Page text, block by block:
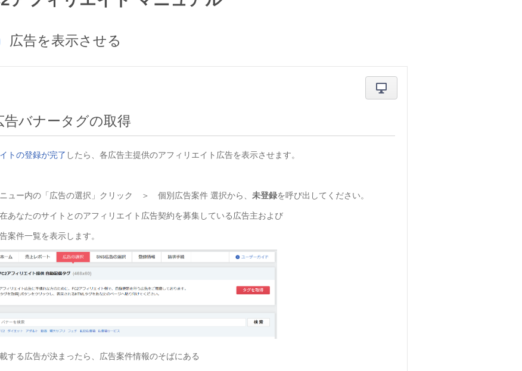
広告を表示させる
告バナータグの取得
トの登録が完了 したら、各広告主提供のアフィリエイト広告を表示させます。
ニュー内の「広告の選択」クリック ＞ 個別広告案件 選択から、 未登録を呼び出してください。
あなたのサイトとのアフィリエイト広告契約を募集している広告主および
案件一覧を表示します。
する広告が決まったら、広告案件情報のそばにある